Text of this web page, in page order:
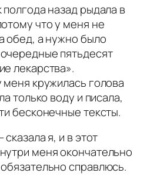
полгода назад рыдала в
что у меня не
обед, а нужно было
пятьдесят
лекарства».
меня кружилась голова
только воду и писала,
бесконечные тексты.
я, и в этот
меня окончательно
справлюсь.